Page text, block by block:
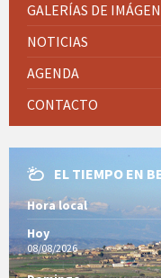
GALERÍAS DE
NOTICIAS
AGENDA
CONTACTO
EL TIEMPO EN
Hora local
Hoy
08/08/2026